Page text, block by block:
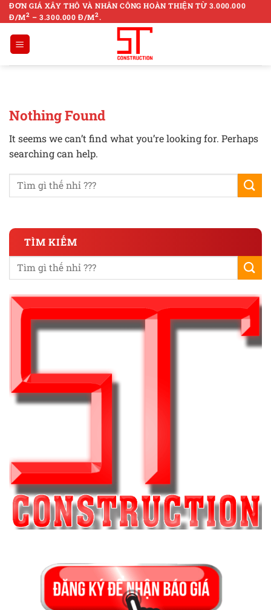
Skip
to
content
ĐƠN GIÁ XÂY THÔ VÀ NHÂN CÔNG HOÀN THIỆN TỪ 3.000.000
Đ/M2 – 3.300.000 Đ/M2.
Nothing Found
It seems we can’t find what you’re looking for. Perhaps
searching can help.
TÌM KIẾM